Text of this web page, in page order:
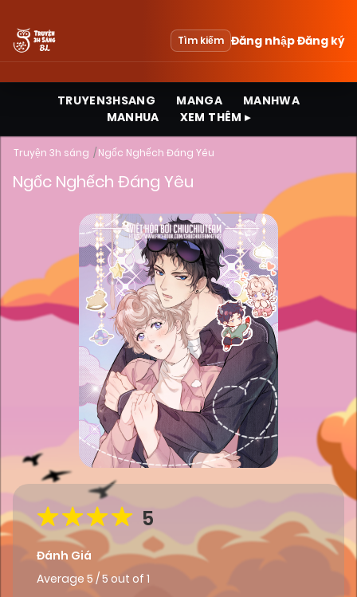
Tìm kiếm Đăng nhậpĐăng ký
TRUYEN3HSANG MANGA
MANHWA
MANHUA
XEM THÊM ▸
Truyện 3h sáng Ngốc Nghếch Đáng Yêu
Ngốc Nghếch Đáng Yêu
5
Đánh Giá
Average 5 /5 out of 1